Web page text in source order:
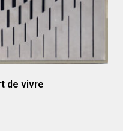
de vivre